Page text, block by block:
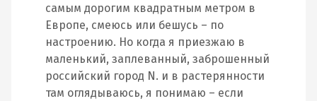
самым дорогим квадратным метром в
Европе, смеюсь или бешусь – по
настроению. Но когда я приезжаю в
маленький, заплеванный, заброшенный
российский город N. и в растерянности
там оглядываюсь, я понимаю – если